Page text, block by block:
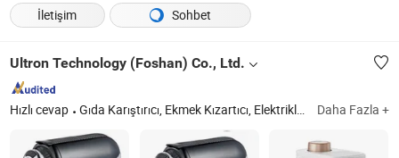
İletişim
Sohbet
Ultron Technology (Foshan) Co., Ltd.
Hızlı cevap Gıda Karıştırıcı, Ekmek Kızartıcı, Elektrikli Su Isıtıcı, Hava Fritözü ve Hava Fritözü Fırını, Pencere Temizleme Robotu, Kahve Makinesi, Et Kıyıcı Daha Fazla +